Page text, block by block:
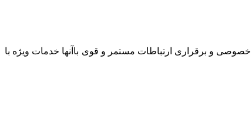
و خصوصی و برقراری ارتباطات مستمر و قوی باآنها خدمات ویژه با